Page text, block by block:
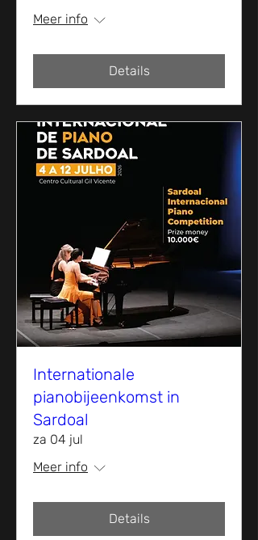
Meer info
Details
Internationale
pianobijeenkomst in
Sardoal
za 04 jul
Meer info
Details